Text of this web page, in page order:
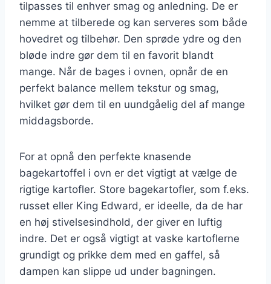
tilpasses til enhver smag og anledning. De er
nemme at tilberede og kan serveres som både
hovedret og tilbehør. Den sprøde ydre og den
bløde indre gør dem til en favorit blandt
mange. Når de bages i ovnen, opnår de en
perfekt balance mellem tekstur og smag,
hvilket gør dem til en uundgåelig del af mange
middagsborde.
For at opnå den perfekte knasende
bagekartoffel i ovn er det vigtigt at vælge de
rigtige kartofler. Store bagekartofler, som f.eks.
russet eller King Edward, er ideelle, da de har
en høj stivelsesindhold, der giver en luftig
indre. Det er også vigtigt at vaske kartoflerne
grundigt og prikke dem med en gaffel, så
dampen kan slippe ud under bagningen.